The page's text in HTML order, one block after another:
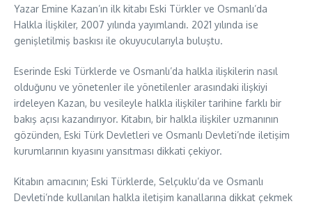
Yazar Emine Kazan’ın ilk kitabı Eski Türkler ve Osmanlı’da
Halkla İlişkiler, 2007 yılında yayımlandı. 2021 yılında ise
genişletilmiş baskısı ile okuyucularıyla buluştu.
Eserinde Eski Türklerde ve Osmanlı’da halkla ilişkilerin nasıl
olduğunu ve yönetenler ile yönetilenler arasındaki ilişkiyi
irdeleyen Kazan, bu vesileyle halkla ilişkiler tarihine farklı bir
bakış açısı kazandırıyor. Kitabın, bir halkla ilişkiler uzmanının
gözünden, Eski Türk Devletleri ve Osmanlı Devleti’nde iletişim
kurumlarının kıyasını yansıtması dikkati çekiyor.
Kitabın amacının; Eski Türklerde, Selçuklu’da ve Osmanlı
Devleti’nde kullanılan halkla iletişim kanallarına dikkat çekmek